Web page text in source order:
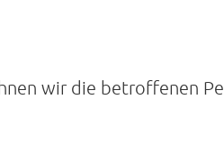
wir die betroffenen